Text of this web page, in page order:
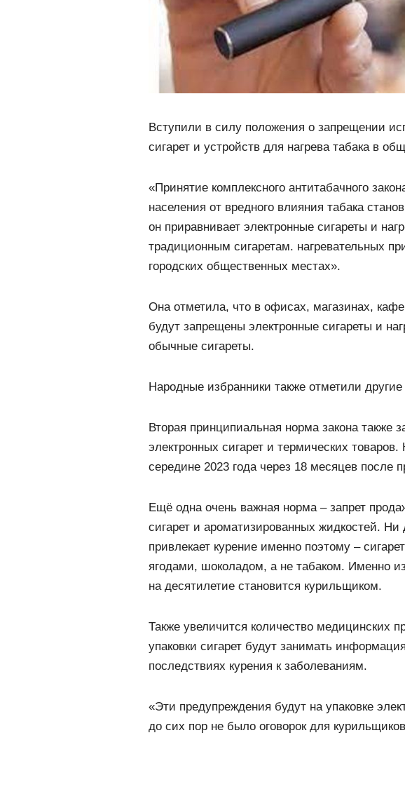
Вступили в силу положения о запрещении
сигарет и устройств для нагрева табака в
«Принятие комплексного антитабачного
населения от вредного влияния табака
он приравнивает электронные сигареты и
традиционным сигаретам. нагревательных
городских общественных местах».
Она отметила, что в офисах, магазинах,
будут запрещены электронные сигареты и
обычные сигареты.
Народные избранники также отметили
Вторая принципиальная норма закона также
электронных сигарет и термических
середине 2023 года через 18 месяцев после
Ещё одна очень важная норма – запрет
сигарет и ароматизированных жидкостей. Ни
привлекает курение именно поэтому –
ягодами, шоколадом, а не табаком. Именно
на десятилетие становится курильщиком.
Также увеличится количество медицинских
упаковки сигарет будут занимать
последствиях курения к заболеваниям.
«Эти предупреждения будут на упаковке
до сих пор не было оговорок для